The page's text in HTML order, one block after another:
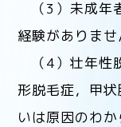
（3）未成年
経験がありませ
（4）壮年性
形脱毛症，甲
いは原因のわ